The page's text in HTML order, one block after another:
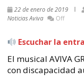
22 de enero de 2019
Noticias Aviva
Off
Escuchar la
El musical AVIVA
con discapacidad